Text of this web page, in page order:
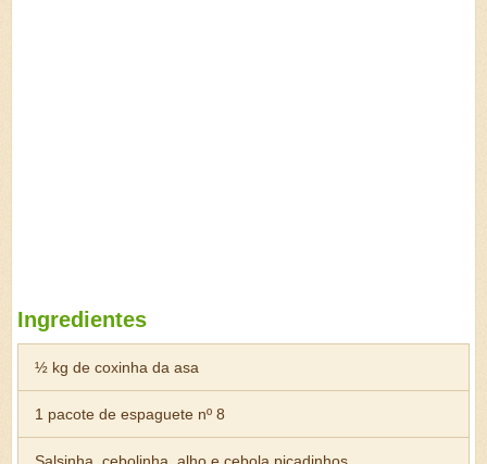
Ingredientes
½ kg de coxinha da asa
1 pacote de espaguete nº 8